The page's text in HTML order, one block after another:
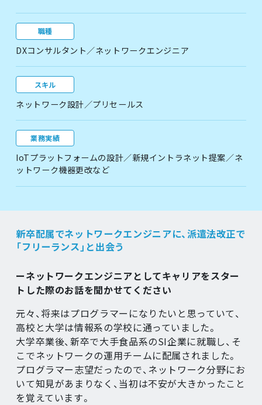
職種
DXコンサルタント／ネットワークエンジニア
スキル
ネットワーク設計／プリセールス
業務実績
IoTプラットフォームの設計／新規イントラネット提案／ネ
ットワーク機器更改など
新卒配属でネットワークエンジニアに、派遣法改正で
「フリーランス」と出会う
ーネットワークエンジニアとしてキャリアをスター
トした際のお話を聞かせてください
元々、将来はプログラマーになりたいと思っていて、
高校と大学は情報系の学校に通っていました。
大学卒業後、新卒で大手食品系のSI企業に就職し、そ
こでネットワークの運用チームに配属されました。
プログラマー志望だったので、ネットワーク分野にお
いて知見があまりなく、当初は不安が大きかったこと
を覚えています。